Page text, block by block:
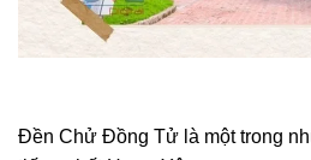
Đền Chử Đồng Tử là một trong